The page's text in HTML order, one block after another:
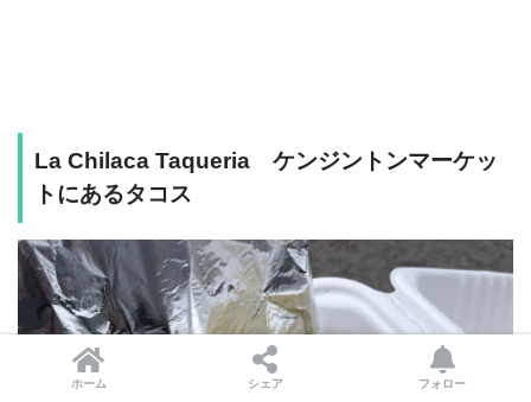
La Chilaca Taqueria ケンジントンマーケッ
トにあるタコス
ホーム シェア フォロー